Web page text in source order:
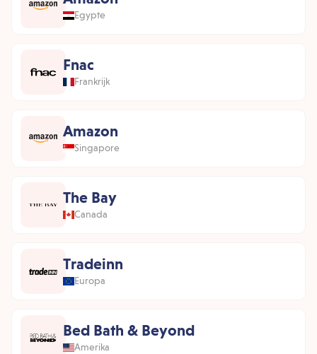
Egypte
Fnac
Frankrijk
Amazon
Singapore
The Bay
Canada
Tradeinn
Europa
Bed Bath & Beyond
Amerika